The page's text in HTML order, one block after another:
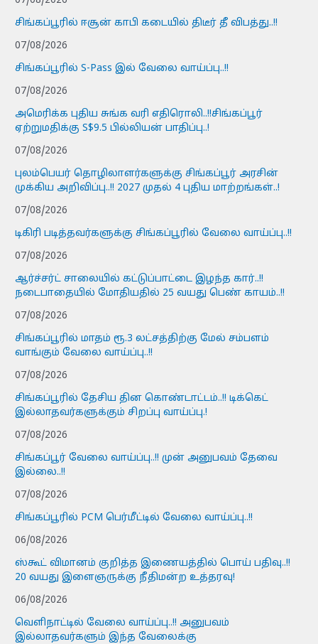
சிங்கப்பூரில் ஈசூன் காபி கடையில் திடீர் தீ விபத்து..!!
07/08/2026
சிங்கப்பூரில் S-Pass இல் வேலை வாய்ப்பு..!!
07/08/2026
அமெரிக்க புதிய சுங்க வரி எதிரொலி..!!சிங்கப்பூர்
ஏற்றுமதிக்கு S$9.5 பில்லியன் பாதிப்பு..!
07/08/2026
புலம்பெயர் தொழிலாளர்களுக்கு சிங்கப்பூர் அரசின்
முக்கிய அறிவிப்பு..!! 2027 முதல் 4 புதிய மாற்றங்கள்..!
07/08/2026
டிகிரி படித்தவர்களுக்கு சிங்கப்பூரில் வேலை வாய்ப்பு..!!
07/08/2026
ஆர்ச்சர்ட் சாலையில் கட்டுப்பாட்டை இழந்த கார்..!!
நடைபாதையில் மோதியதில் 25 வயது பெண் காயம்..!!
07/08/2026
சிங்கப்பூரில் மாதம் ரூ.3 லட்சத்திற்கு மேல் சம்பளம்
வாங்கும் வேலை வாய்ப்பு..!!
07/08/2026
சிங்கப்பூரில் தேசிய தின கொண்டாட்டம்..!! டிக்கெட்
இல்லாதவர்களுக்கும் சிறப்பு வாய்ப்பு.!
07/08/2026
சிங்கப்பூர் வேலை வாய்ப்பு..!! முன் அனுபவம் தேவை
இல்லை..!!
07/08/2026
சிங்கப்பூரில் PCM பெர்மீட்டில் வேலை வாய்ப்பு..!!
06/08/2026
ஸ்கூட் விமானம் குறித்த இணையத்தில் பொய் பதிவு..!!
20 வயது இளைஞருக்கு நீதிமன்ற உத்தரவு!
06/08/2026
வெளிநாட்டில் வேலை வாய்ப்பு..!! அனுபவம்
இல்லாதவர்களும் இந்த வேலைக்கு